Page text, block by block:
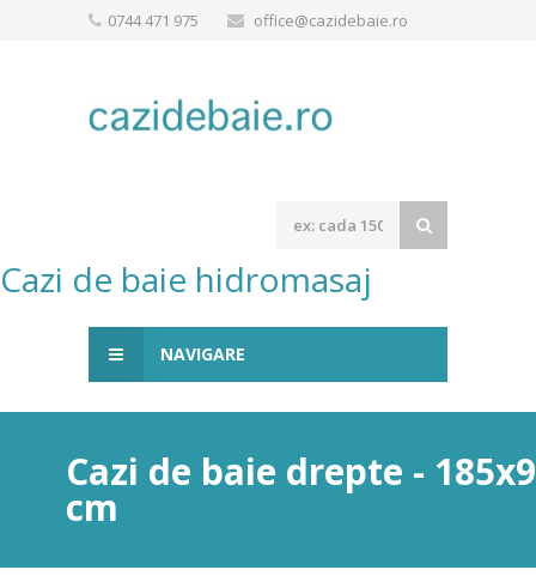
0744 471 975 office@cazidebaie.ro
Cazi de baie hidromasaj
NAVIGARE
Cazi de baie drepte -
cm